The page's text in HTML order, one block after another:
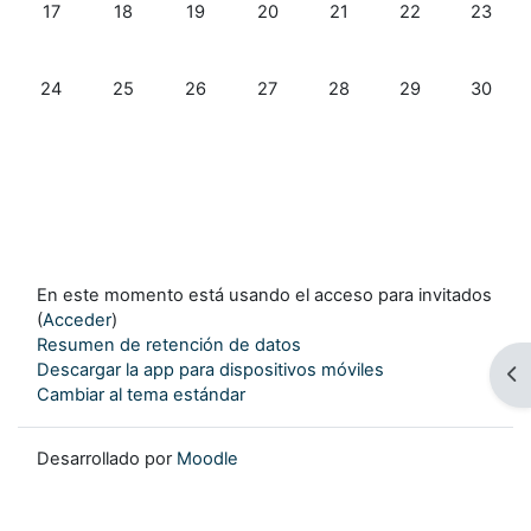
Sin eventos, lunes, 17 noviembre
17 Sin eventos, martes, 18 noviembre
18 Sin eventos, miércoles, 19 noviembre
19 Sin eventos, jueves, 20
20 Sin eventos, viernes, 21
21 Sin eventos,
22 Sin
23
Sin eventos, lunes, 24 noviembre
24 Sin eventos, martes, 25 noviembre
25 Sin eventos, miércoles, 26 noviembre
26 Sin eventos, jueves, 27 noviembre
27 Sin eventos, viernes, 28
28 Sin eventos,
29 Sin
30
En este momento está usando el acceso para invitados
(Acceder)
Resumen de retención de datos
Descargar la app para dispositivos móviles
Cambiar al tema estándar
Desarrollado por Moodle